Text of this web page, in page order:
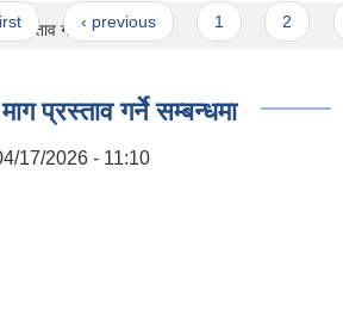
‹ previous
प्रस्ताव गर्ने सम्बन्धमा
प्रस्ताव गर्ने सम्बन्धमा
17/2026 - 11:10